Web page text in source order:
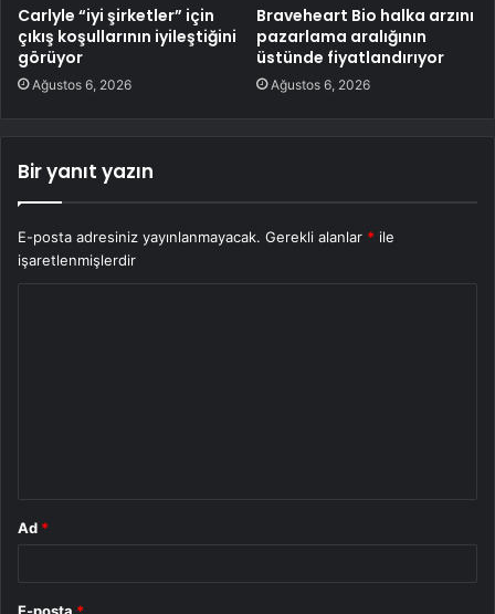
Carlyle “iyi şirketler” için
çıkış koşullarının iyileştiğini
görüyor
Ağustos 6, 2026
Braveheart Bio halka arzını
pazarlama aralığının
üstünde fiyatlandırıyor
Ağustos 6, 2026
Bir yanıt yazın
E-posta adresiniz yayınlanmayacak. Gerekli alanlar * ile
işaretlenmişlerdir
Ad *
E-posta *